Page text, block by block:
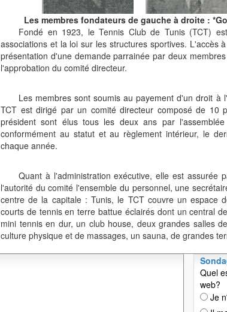
Les membres fondateurs de gauche à droite :
Fondé en 1923, le Tennis Club de Tunis (TCT)
associations et la loi sur les structures sportives. L'accès
présentation d'une demande parrainée par deux
l'approbation du comité directeur.
Les membres sont soumis au payement d'un droit à
TCT est dirigé par un comité directeur composé de 10
président sont élus tous les deux ans par
conformément au statut et au règlement intérieur, le
chaque année.
Quant à l'administration exécutive, elle est assurée
l'autorité du comité l'ensemble du personnel, une
centre de la capitale : Tunis, le TCT couvre un espace
courts de tennis en terre battue éclairés dont un central
mini tennis en dur, un club house, deux grandes salles
culture physique et de massages, un sauna, de grandes
Quel
web?
Je